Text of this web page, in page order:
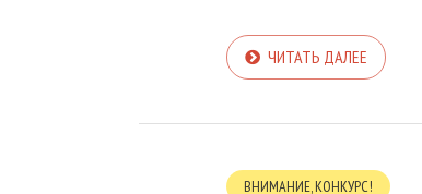
ЧИТАТЬ ДАЛЕЕ
ВНИМАНИЕ, КОНКУРС!